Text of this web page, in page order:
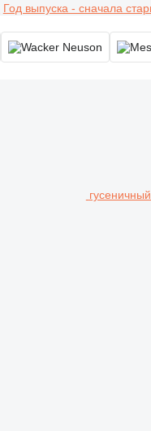
Год выпуска - сначала